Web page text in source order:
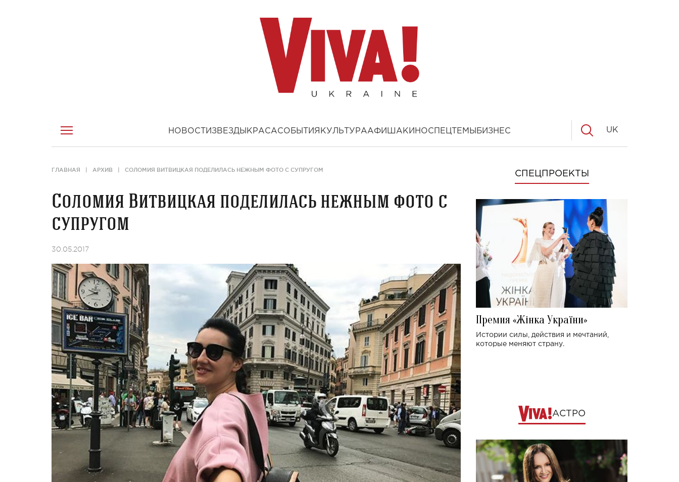
НОВОСТИ ЗВЕЗДЫ КРАСАСОБЫТИЯ КУЛЬТУРААФИША КИНОСПЕЦТЕМЫ БИЗНЕС UK
ГЛАВНАЯ АРХИВ СОЛОМИЯ ВИТВИЦКАЯ ПОДЕЛИЛАСЬ НЕЖНЫМ ФОТО С СУПРУГОМ
Соломия Витвицкая поделилась нежным фото с
супругом
30.05.2017
СПЕЦПРОЕКТЫ
Премия «Жінка України»
Истории силы, действия и мечтаний,
которые меняют страну.
АСТРО